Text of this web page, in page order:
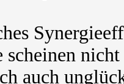
scheinen
auch